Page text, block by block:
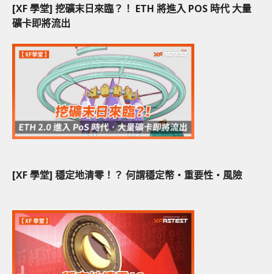
[XF 學堂] 挖礦末日來臨？！ ETH 將進入 POS 時代 大量
礦卡即將流出
[XF 學堂] 穩定地清零！？ 何謂穩定幣‧重要性‧風險